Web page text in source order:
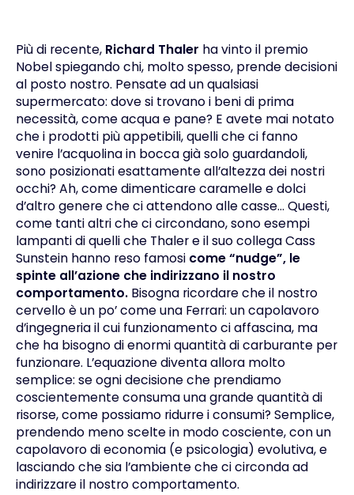
Più di recente, Richard Thaler ha vinto il premio
Nobel spiegando chi, molto spesso, prende decisioni
al posto nostro. Pensate ad un qualsiasi
supermercato: dove si trovano i beni di prima
necessità, come acqua e pane? E avete mai notato
che i prodotti più appetibili, quelli che ci fanno
venire l’acquolina in bocca già solo guardandoli,
sono posizionati esattamente all’altezza dei nostri
occhi? Ah, come dimenticare caramelle e dolci
d’altro genere che ci attendono alle casse… Questi,
come tanti altri che ci circondano, sono esempi
lampanti di quelli che Thaler e il suo collega Cass
Sunstein hanno reso famosi come “nudge”, le
spinte all’azione che indirizzano il nostro
comportamento.Bisogna ricordare che il nostro
cervello è un po’ come una Ferrari: un capolavoro
d’ingegneria il cui funzionamento ci affascina, ma
che ha bisogno di enormi quantità di carburante per
funzionare. L’equazione diventa allora molto
semplice: se ogni decisione che prendiamo
coscientemente consuma una grande quantità di
risorse, come possiamo ridurre i consumi? Semplice,
prendendo meno scelte in modo cosciente, con un
capolavoro di economia (e psicologia) evolutiva, e
lasciando che sia l’ambiente che ci circonda ad
indirizzare il nostro comportamento.